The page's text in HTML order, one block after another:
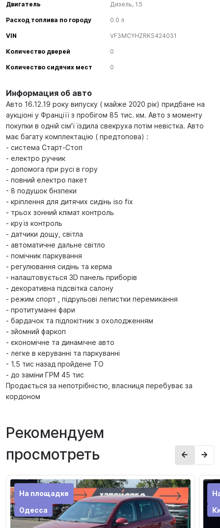
Информация об авто
Авто 16.12.19 року випуску ( майже 2020 рік) придбане на
аукціоні у Франціїї з пробігом 85 тис. км. Авто з моменту
покупки в одній сім'ї їздила свекруха потім невістка. Авто
має багату комплектацію ( предтопова) :
- система Старт-Стоп
- електро ручник
- допомога при русі в гору
- повний електро пакет
- 8 подушок бнзпеки
- кріплення для дитячих сидінь iso fix
- трьох зонний клімат контроль
- круїз контроль
- датчики дощу, світла
- автоматичне дальне світло
- помічник паркування
- регулювання сидінь та керма
- налаштовується 3D панель приборів
- декоративна підсвітка салону
- режим спорт , підрульові лепистки перемикання
- протитуманні фари
- бардачок та підлокітник з охолодженням
- зйомний фаркоп
- єкономічне та динамічне авто
- легке в керуванні та паркуванні
- 1.5 тис назад пройдене ТО
- до заміни ГРМ 45 тис
Продається за непотрібністю, власниця перебуває за
кордоном
Двигатель Дизель, 1.5
Расход топлива по городу 0.0 л
VIN VF3MCYHZRKS424031
Количество дверей 0
Количество сидячих мест 0
Рекомендуем
просмотреть
На площадке
Одесса